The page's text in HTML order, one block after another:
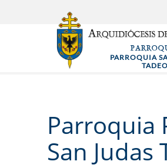
PARROQUIA
TADEO
Parroquia
San Judas